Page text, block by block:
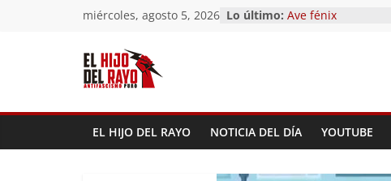
miércoles, agosto 5, 2026 Lo último: Pandemonium)
EL HIJO DEL RAYO NOTICIA DEL DÍA YOUTUBE